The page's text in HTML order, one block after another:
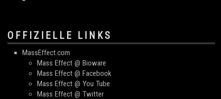
OFFIZIELLE LINKS
MassEffect.com
Mass Effect @ Bioware
Mass Effect @ Facebook
Mass Effect @ You Tube
Mass Effect @ Twitter